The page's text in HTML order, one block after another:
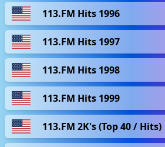
113.FM Hits 1996
113.FM Hits 1997
113.FM Hits 1998
113.FM Hits 1999
113.FM 2K's (Top 40 / Hits)